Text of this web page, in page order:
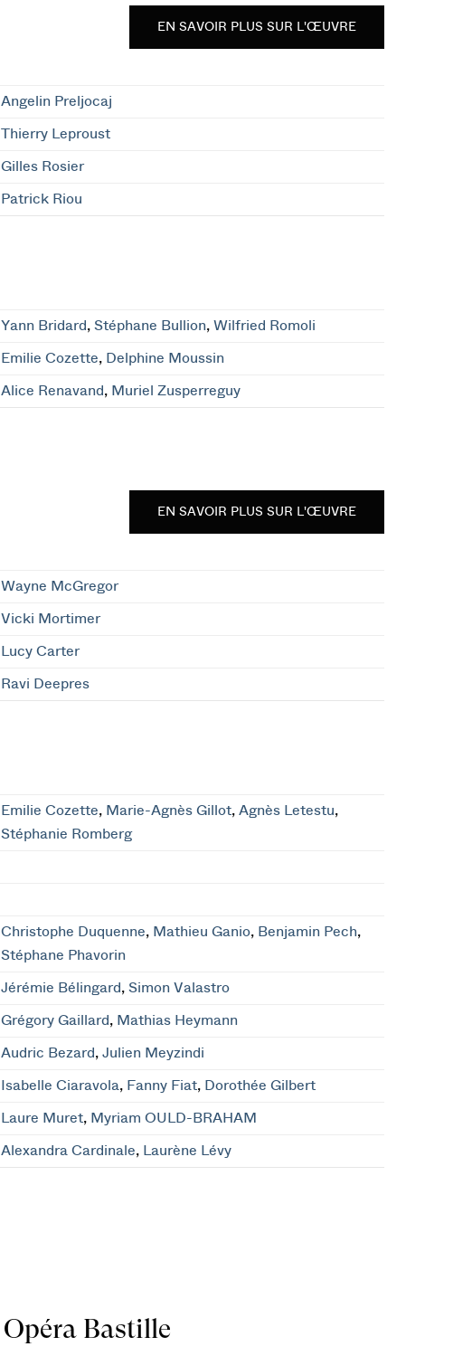
EN SAVOIR PLUS SUR L'ŒUVRE
Angelin Preljocaj
Thierry Leproust
Gilles Rosier
Patrick Riou
Yann Bridard,Stéphane Bullion,Wilfried Romoli
Emilie Cozette, Delphine Moussin
Alice Renavand, Muriel Zusperreguy
EN SAVOIR PLUS SUR L'ŒUVRE
Wayne McGregor
Vicki Mortimer
Lucy Carter
Ravi Deepres
Emilie Cozette, Marie-Agnès Gillot,Agnès Letestu,
Stéphanie Romberg
Christophe Duquenne, Mathieu Ganio, Benjamin Pech,
Stéphane Phavorin
Jérémie Bélingard,Simon Valastro
Grégory Gaillard, Mathias Heymann
Audric Bezard,Julien Meyzindi
Isabelle Ciaravola, Fanny Fiat, Dorothée Gilbert
Laure Muret, Myriam OULD-BRAHAM
Alexandra Cardinale, Laurène Lévy
Opéra Bastille